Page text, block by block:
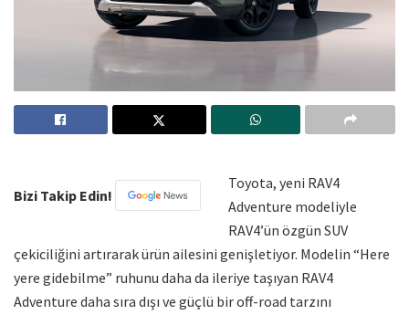
Bizi Takip Edin!
Toyota, yeni RAV4
Adventure modeliyle
RAV4’ün özgün SUV
çekiciliğini artırarak ürün ailesini genişletiyor. Modelin “Here
yere gidebilme” ruhunu daha da ileriye taşıyan RAV4
Adventure daha sıra dışı ve güçlü bir off-road tarzını